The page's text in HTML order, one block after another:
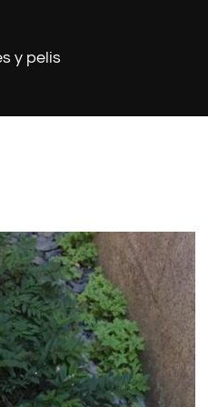
y pelis